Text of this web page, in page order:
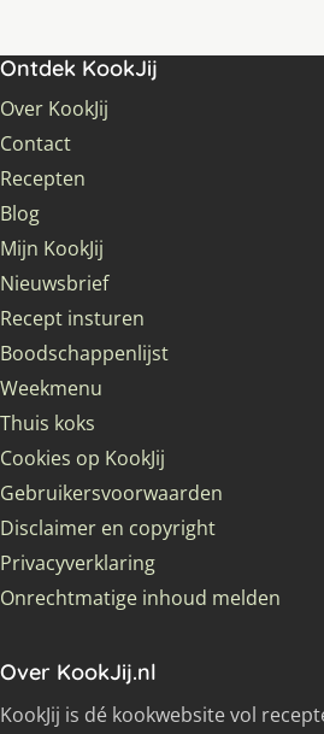
Ontdek KookJij
Over KookJij
Contact
Recepten
Blog
Mijn KookJij
Nieuwsbrief
Recept insturen
Boodschappenlijst
Weekmenu
Thuis koks
Cookies op KookJij
Gebruikersvoorwaarden
Disclaimer en copyright
Privacyverklaring
Onrechtmatige inhoud melden
Over KookJij.nl
KookJij is dé kookwebsite vol